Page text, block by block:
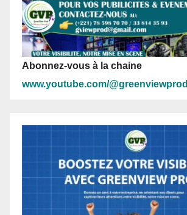
Abonnez-vous à la chaine
www.youtube.com/@greenviewprod